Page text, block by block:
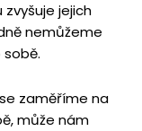
jejich
nemůžeme
zaměříme na
může nám